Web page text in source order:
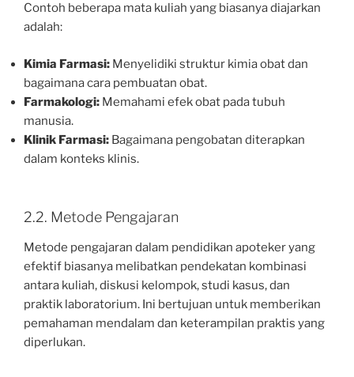
Contoh beberapa mata kuliah yang biasanya diajarkan
adalah:
Kimia Farmasi: Menyelidiki struktur kimia obat dan
bagaimana cara pembuatan obat.
Farmakologi: Memahami efek obat pada tubuh
manusia.
Klinik Farmasi: Bagaimana pengobatan diterapkan
dalam konteks klinis.
2.2. Metode Pengajaran
Metode pengajaran dalam pendidikan apoteker yang
efektif biasanya melibatkan pendekatan kombinasi
antara kuliah, diskusi kelompok, studi kasus, dan
praktik laboratorium. Ini bertujuan untuk memberikan
pemahaman mendalam dan keterampilan praktis yang
diperlukan.